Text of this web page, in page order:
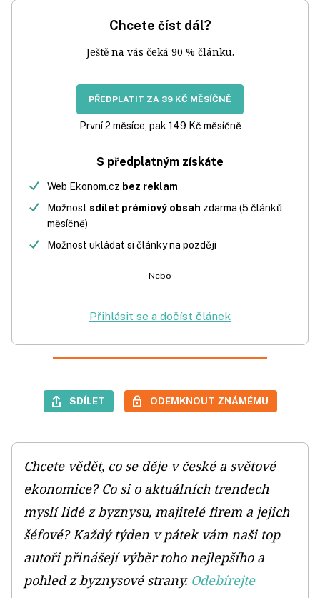
Chcete číst dál?
Ještě na vás čeká 90 % článku.
PŘEDPLATIT ZA 39 KČ MĚSÍČNĚ
První 2 měsíce, pak 149 Kč měsíčně
S předplatným získáte
Web Ekonom.cz bez reklam
Možnost sdílet prémiový obsah zdarma (5 článků
měsíčně)
Možnost ukládat si články na později
Nebo
Přihlásit se a dočíst článek
SDÍLET ODEMKNOUT ZNÁMÉMU
Chcete vědět, co se děje v české a světové
ekonomice? Co si o aktuálních trendech
myslí lidé z byznysu, majitelé firem a jejich
šéfové? Každý týden v pátek vám naši top
autoři přinášejí výběr toho nejlepšího a
pohled z byznysové strany. Odebírejte